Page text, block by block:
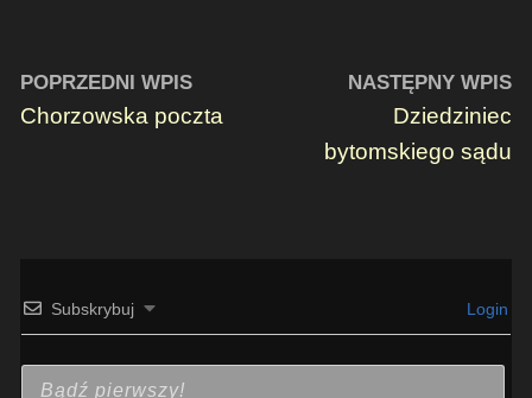
POPRZEDNI WPIS
Chorzowska poczta
NASTĘPNY WPIS
Dziedziniec
bytomskiego sądu
Subskrybuj Login